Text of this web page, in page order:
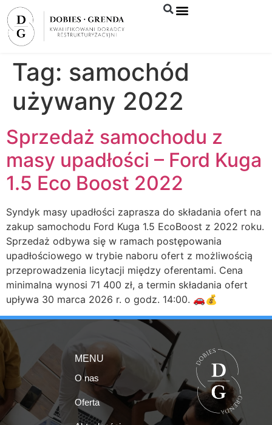
Tag: samochód
używany 2022
Sprzedaż samochodu z
masy upadłości – Ford Kuga
1.5 Eco Boost 2022
Syndyk masy upadłości zaprasza do składania ofert na
zakup samochodu Ford Kuga 1.5 EcoBoost z 2022 roku.
Sprzedaż odbywa się w ramach postępowania
upadłościowego w trybie naboru ofert z możliwością
przeprowadzenia licytacji między oferentami. Cena
minimalna wynosi 71 400 zł, a termin składania ofert
upływa 30 marca 2026 r. o godz. 14:00. 🚗💰
MENU
O nas
Oferta